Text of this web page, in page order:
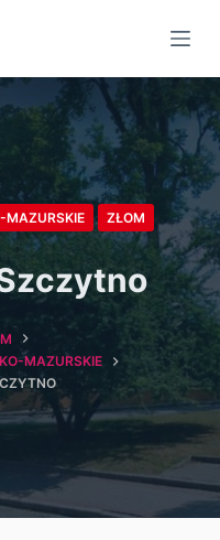
MAZURSKIE ZŁOM
MAZURSKIE